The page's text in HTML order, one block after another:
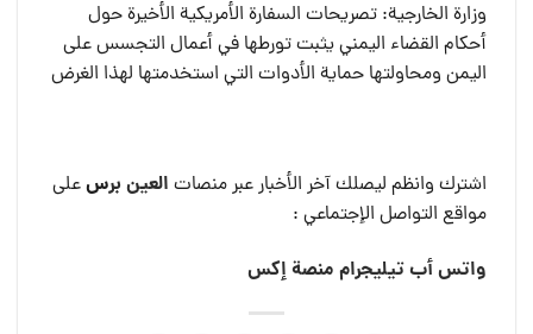
وزارة الخارجية: تصريحات السفارة الأمريكية الأخيرة حول
أحكام القضاء اليمني يثبت تورطها في أعمال التجسس على
اليمن ومحاولتها حماية الأدوات التي استخدمتها لهذا الغرض
اشترك وانظم ليصلك آخر الأخبار عبر منصات العين برسعلى
مواقع التواصل الإجتماعي :
واتس أبتيليجرام منصة إكس